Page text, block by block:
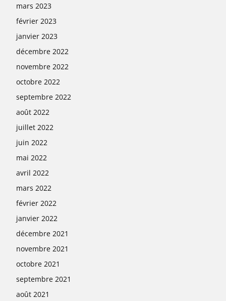
mars 2023
février 2023
janvier 2023
décembre 2022
novembre 2022
octobre 2022
septembre 2022
août 2022
juillet 2022
juin 2022
mai 2022
avril 2022
mars 2022
février 2022
janvier 2022
décembre 2021
novembre 2021
octobre 2021
septembre 2021
août 2021